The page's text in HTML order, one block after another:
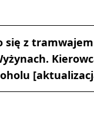
się z